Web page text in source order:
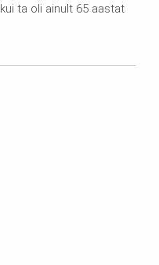
ta oli ainult 65 aastat